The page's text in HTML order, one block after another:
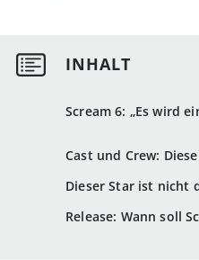
Scream 6: „Es wird
Cast und Crew:
Dieser Star ist nicht
Release: Wann soll